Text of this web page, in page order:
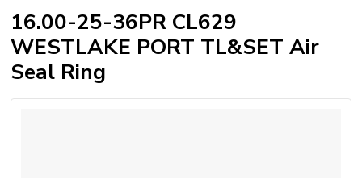
16.00-25-36PR CL629
WESTLAKE PORT TL&SET Air
Seal Ring